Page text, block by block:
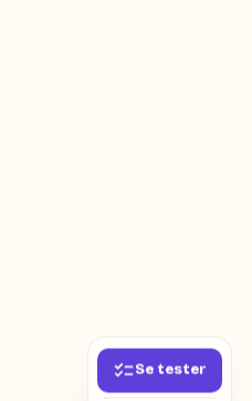
Se tester